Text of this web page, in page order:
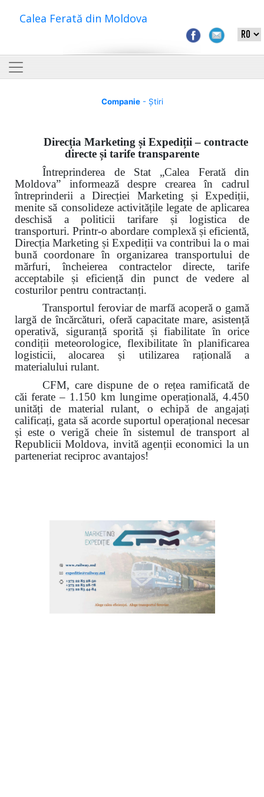
Calea Ferată din Moldova
Companie- Știri
Direcția Marketing și Expediții – contracte
directe și tarife transparente
Întreprinderea de Stat „Calea Ferată din
Moldova” informează despre crearea în cadrul
întreprinderii a Direcției Marketing și Expediții,
menite să consolideze activitățile legate de aplicarea
deschisă a politicii tarifare și logistica de
transporturi. Printr-o abordare complexă și eficientă,
Direcția Marketing și Expediții va contribui la o mai
bună coordonare în organizarea transportului de
mărfuri, încheierea contractelor directe, tarife
acceptabile și eficiență din punct de vedere al
costurilor pentru contractanți.
Transportul feroviar de marfă acoperă o gamă
largă de încărcături, oferă capacitate mare, asistență
operativă, siguranță sporită și fiabilitate în orice
condiții meteorologice, flexibilitate în planificarea
logisticii,
alocarea și utilizarea rațională a
materialului rulant.
CFM, care dispune de o rețea ramificată de
căi ferate – 1.150 km lungime operațională, 4.450
unități de material rulant, o echipă de angajați
calificați, gata să acorde suportul operațional necesar
și este o verigă cheie în sistemul de transport al
Republicii Moldova, invită agenții economici la un
parteneriat reciproc avantajos!